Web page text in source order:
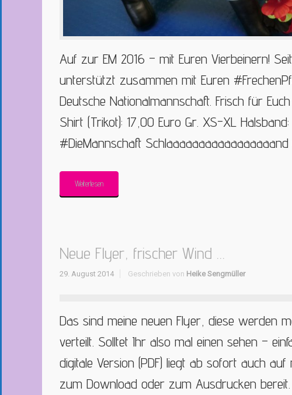
Auf zur EM 2016 – mit Euren Vierbeinern!
unterstützt zusammen mit Euren
Deutsche Nationalmannschaft. Frisch für
Shirt (Trikot): 17,00 Euro Gr. XS-XL
#DieMannschaft
Weiterlesen
Neue Flyer, frischer Wind …
29. August 2014 Geschrieben von Heike Sengmüller
Das sind meine neuen Flyer, diese werden
verteilt. Solltet Ihr also mal einen sehen –
digitale Version (PDF) liegt ab sofort auch auf
zum Download oder zum Ausdrucken bereit.